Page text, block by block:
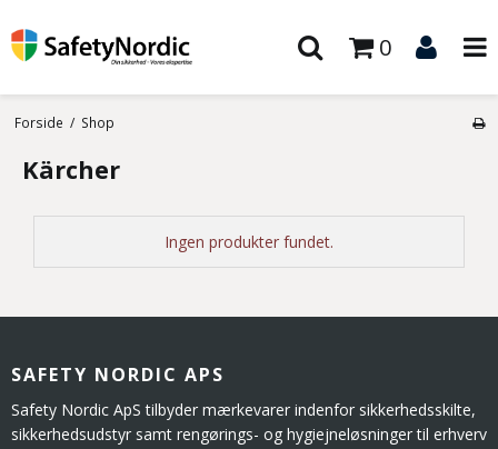
0
Forside / Shop
Kärcher
Ingen produkter fundet.
SAFETY NORDIC APS
Safety Nordic ApS tilbyder mærkevarer indenfor sikkerhedsskilte,
sikkerhedsudstyr samt rengørings- og hygiejneløsninger til erhverv